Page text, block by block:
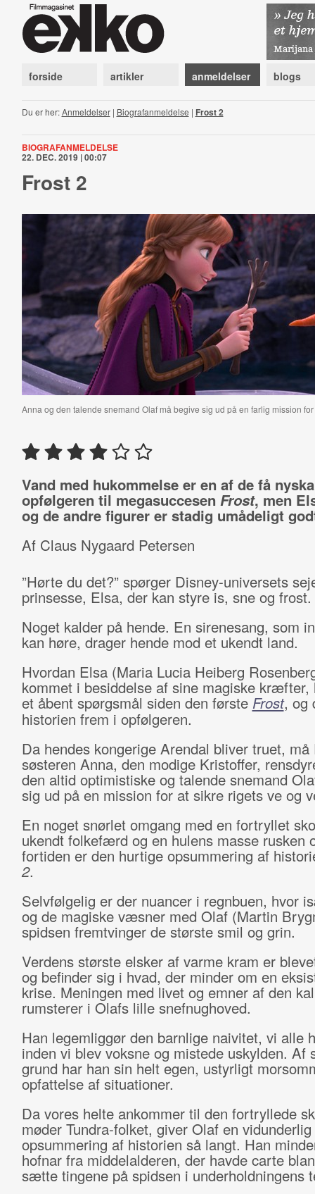
forside artikler anmeldelser blogs
Du er her:Anmeldelser| Biografanmeldelse | Frost 2
BIOGRAFANMELDELSE
22. DEC. 2019 | 00:07
Frost 2
Anna og den talende snemand Olaf må begive sig ud på en farlig mission
Vand med hukommelse er en af de få
opfølgeren til megasuccesen Frost, men
og de andre figurer er stadig umådeligt
Af Claus Nygaard Petersen
”Hørte du det?” spørger Disney-universets
prinsesse, Elsa, der kan styre is, sne og frost.
Noget kalder på hende. En sirenesang, som
kan høre, drager hende mod et ukendt land.
Hvordan Elsa (Maria Lucia Heiberg
kommet i besiddelse af sine magiske
et åbent spørgsmål siden den første Frost, og
historien frem i opfølgeren.
Da hendes kongerige Arendal bliver truet, må
søsteren Anna, den modige Kristoffer,
den altid optimistiske og talende snemand
sig ud på en mission for at sikre rigets ve og
En noget snørlet omgang med en fortryllet
ukendt folkefærd og en hulens masse rusken
fortiden er den hurtige opsummering af
2.
Selvfølgelig er der nuancer i regnbuen, hvor
og de magiske væsner med Olaf (Martin
spidsen fremtvinger de største smil og grin.
Verdens største elsker af varme kram er
og befinder sig i hvad, der minder om en
krise. Meningen med livet og emner af den
rumsterer i Olafs lille snefnughoved.
Han legemliggør den barnlige naivitet, vi alle
inden vi blev voksne og mistede uskylden. Af
grund har han sin helt egen, ustyrligt
opfattelse af situationer.
Da vores helte ankommer til den fortryllede
møder Tundra-folket, giver Olaf en vidunderlig
opsummering af historien så langt. Han
hofnar fra middelalderen, der havde carte
sætte tingene på spidsen i underholdningens